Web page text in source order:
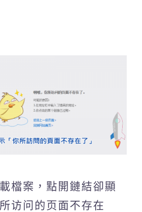
檔案，點開鏈結卻顯
访问的页面不存在